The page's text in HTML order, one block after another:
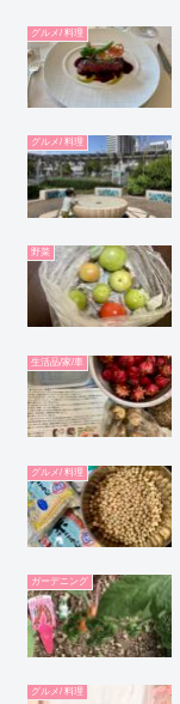
グルメ/ 料理
グルメ/ 料理
野菜
生活品/家/車
グルメ/ 料理
ガーデニング
グルメ/ 料理